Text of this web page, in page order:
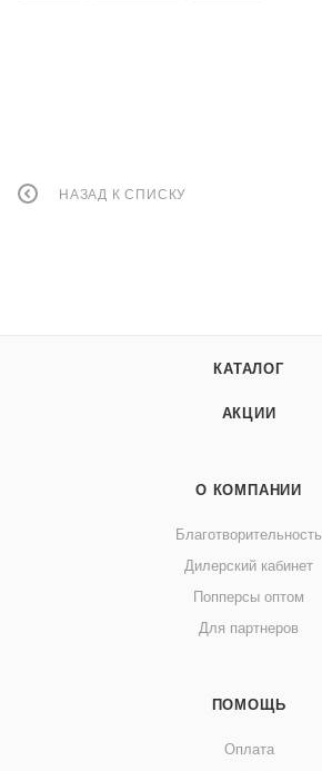
НАЗАД К СПИСКУ
КАТАЛОГ
АКЦИИ
О КОМПАНИИ
Благотворительность
Дилерский кабинет
Попперсы оптом
Для партнеров
ПОМОЩЬ
Оплата